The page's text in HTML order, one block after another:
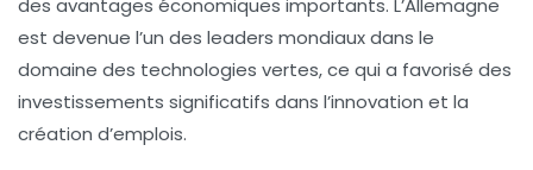
est devenue l’un des leaders mondiaux dans le
domaine des technologies vertes, ce qui a favorisé des
investissements significatifs dans l’innovation et la
création d’emplois.